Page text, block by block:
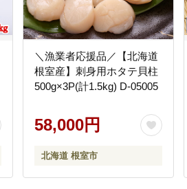
＼漁業者応援品／【北海道
根室産】刺身用ホタテ貝柱
500g×3P(計1.5kg) D-05005
58,000円
北海道 根室市